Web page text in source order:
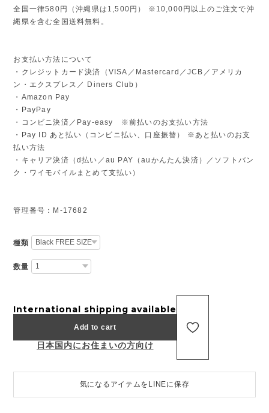
全国一律580円（沖縄県は1,500円） ※10,000円以上のご注文で沖
縄県を含む全国送料無料。
お支払い方法について
・クレジットカード決済（VISA／Mastercard／JCB／アメリカ
ン・エクスプレス／ Diners Club）
・Amazon Pay
・PayPay
・コンビニ決済／Pay-easy ※前払いのお支払い方法
・Pay ID あと払い（コンビニ払い、口座振替） ※あと払いのお支
払い方法
・キャリア決済（d払い／au PAY（auかんたん決済）／ソフトバン
ク・ワイモバイルまとめて支払い）
管理番号：M-17682
種類
数量
International shipping available
Add to cart
日本国内にお住まいの方向け
気になるアイテムをLINEに保存